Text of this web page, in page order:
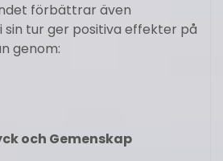
förbättrar även
sin tur ger positiva effekter på
genom:
och Gemenskap